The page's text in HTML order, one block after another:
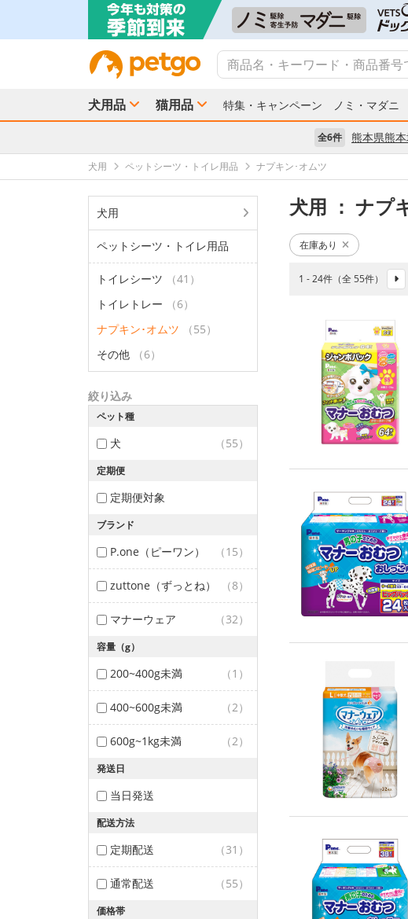
犬用品 猫用品 特集・キャンペーン ノミ・マダニ
全6件 熊本県熊
犬用 ペットシーツ・トイレ用品 ナプキン･オムツ
犬用
ペットシーツ・トイレ用品
トイレシーツ
（41）
トイレトレー
（6）
ナプキン･オムツ
（55）
その他
（6）
絞り込み
ペット種
犬 （55）
定期便
定期便対象
ブランド
P.one（ピーワン） （15）
zuttone（ずっとね） （8）
マナーウェア （32）
容量（g）
200~400g未満 （1）
400~600g未満 （2）
600g~1kg未満 （2）
発送日
当日発送
配送方法
定期配送 （31）
通常配送 （55）
価格帯
犬用 ： ナプ
在庫あり
1 - 24件（全 55件）